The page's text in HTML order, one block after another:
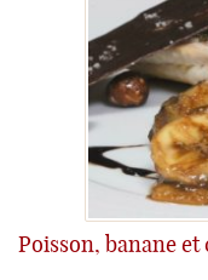
Poisson, banane